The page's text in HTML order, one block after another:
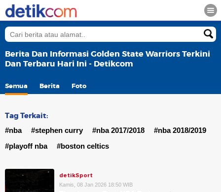
Berita Dan Informasi Golden State Warriors Terkini
Dan Terbaru Hari Ini - Detikcom
Semua Berita Foto
Tag Terkait:
#nba #stephen curry #nba 2017/2018
#nba 2018/2019
#playoff nba
#boston celtics
detikSport
Kamis, 08 Jan 2026 18:50 WIB